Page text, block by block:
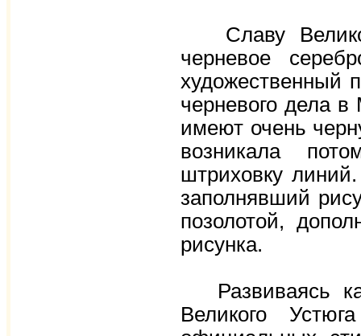
Славу
черневое
художественный
черневого дела
имеют очень
возникала
штриховку
заполнявший
позолотой,
рисунка.
Развиваясь
Великого